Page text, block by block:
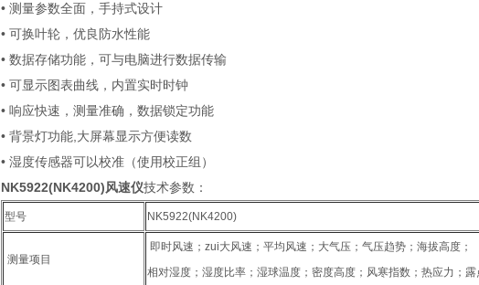
• 测量参数全面，手持式设计
• 可换叶轮，优良防水性能
• 数据存储功能，可与电脑进行数据传输
• 可显示图表曲线，内置实时时钟
• 响应快速，测量准确，数据锁定功能
• 背景灯功能,大屏幕显示方便读数
• 湿度传感器可以校准（使用校正组）
NK5922(NK4200)风速仪技术参数：
型号 NK5922(NK4200)
测量项目
即时风速；zui大风速；平均风速；大气压；气压趋势；海拔高度；
相对湿度；湿度比率；湿球温度；密度高度；风寒指数；热应力；